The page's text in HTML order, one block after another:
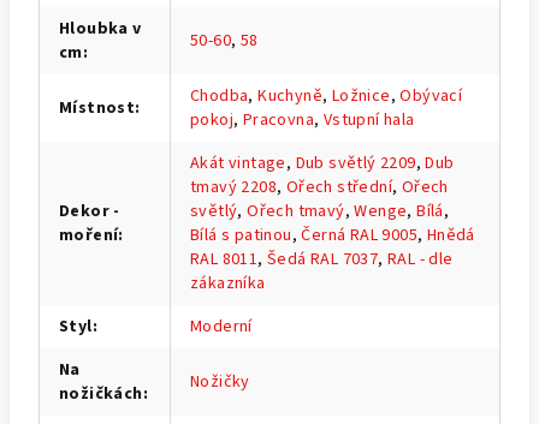
Hloubka v
cm: 50-60, 58
Místnost: Chodba,Kuchyně, Ložnice,Obývací
pokoj, Pracovna, Vstupní hala
Dekor -
moření:
Akát vintage, Dub světlý 2209,Dub
tmavý 2208, Ořech střední, Ořech
světlý,Ořech tmavý,Wenge,Bílá,
Bílá s patinou,Černá RAL 9005, Hnědá
RAL 8011,Šedá RAL 7037,RAL - dle
zákazníka
Styl:
Moderní
Na
nožičkách: Nožičky